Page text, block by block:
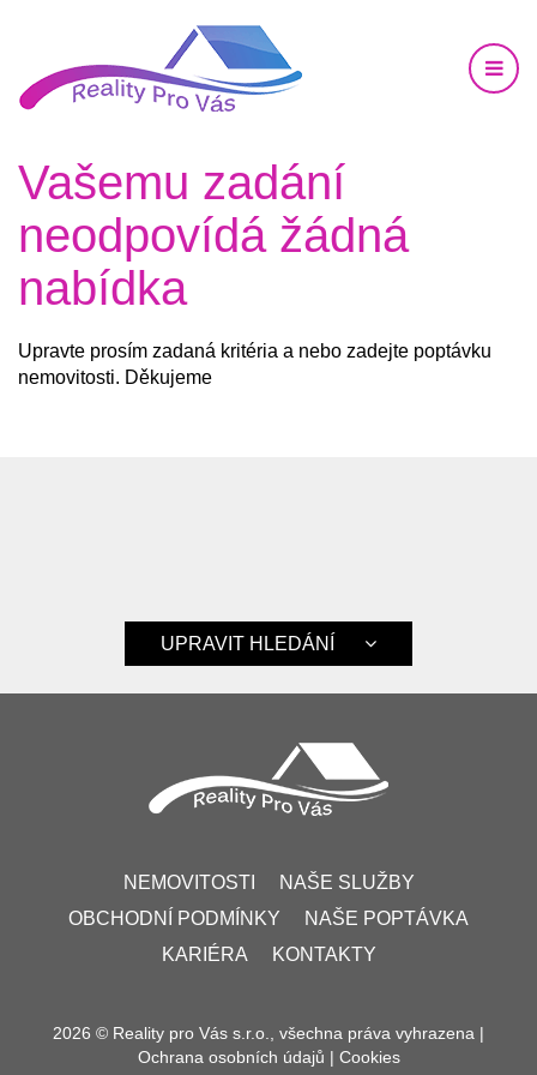
Vašemu zadání
neodpovídá žádná
nabídka
Upravte prosím zadaná kritéria a nebo zadejte poptávku
nemovitosti. Děkujeme
UPRAVIT HLEDÁNÍ
NEMOVITOSTI
NAŠE SLUŽBY
OBCHODNÍ PODMÍNKY
NAŠE POPTÁVKA
KARIÉRA
KONTAKTY
2026 © Reality pro Vás s.r.o., všechna práva vyhrazena |
Ochrana osobních údajů | Cookies